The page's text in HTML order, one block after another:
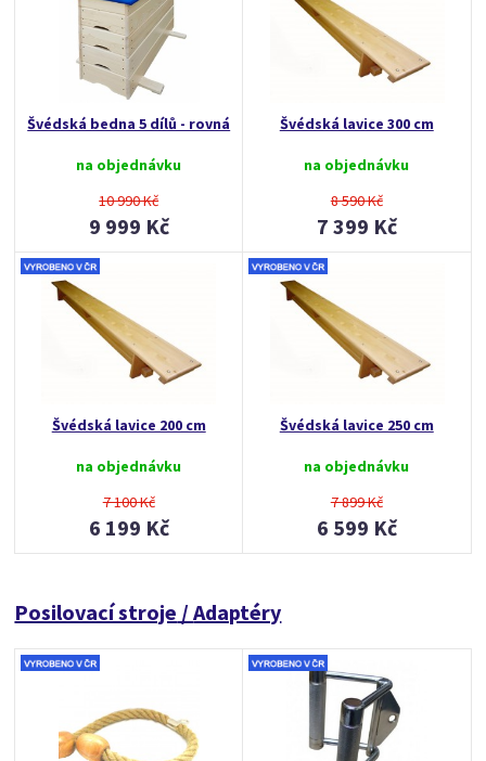
Švédská bedna 5 dílů - rovná
na objednávku
10 990 Kč
9 999 Kč
Švédská lavice 300 cm
na objednávku
8 590 Kč
7 399 Kč
Švédská lavice 200 cm
na objednávku
7 100 Kč
6 199 Kč
Švédská lavice 250 cm
na objednávku
7 899 Kč
6 599 Kč
Posilovací stroje /Adaptéry